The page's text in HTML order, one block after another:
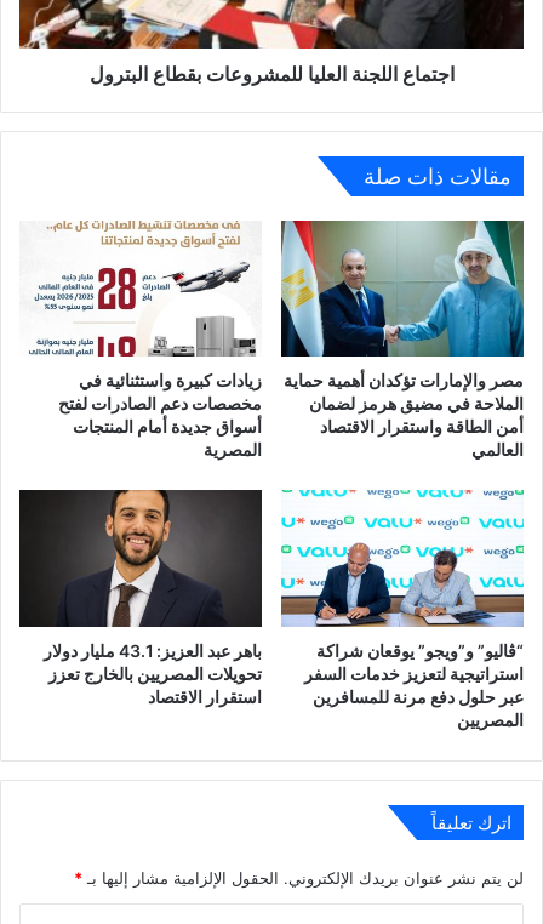
اجتماع اللجنة العليا للمشروعات بقطاع البترول
مقالات ذات صلة
مصر والإمارات تؤكدان أهمية حماية
الملاحة في مضيق هرمز لضمان
أمن الطاقة واستقرار الاقتصاد
العالمي
زيادات كبيرة واستثنائية في
مخصصات دعم الصادرات لفتح
أسواق جديدة أمام المنتجات
المصرية
“ڤاليو” و”ويجو” يوقعان شراكة
استراتيجية لتعزيز خدمات السفر
عبر حلول دفع مرنة للمسافرين
المصريين
باهر عبد العزيز: 43.1 مليار دولار
تحويلات المصريين بالخارج تعزز
استقرار الاقتصاد
اترك تعليقاً
لن يتم نشر عنوان بريدك الإلكتروني. الحقول الإلزامية مشار إليها بـ*